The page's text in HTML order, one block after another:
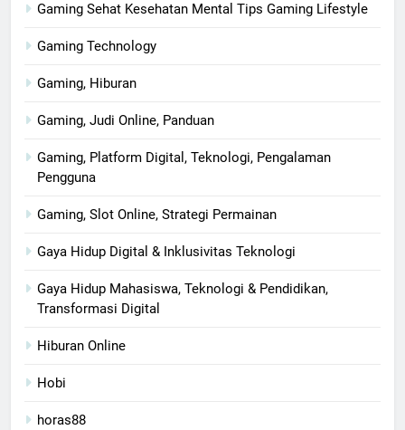
Gaming Sehat Kesehatan Mental Tips Gaming Lifestyle
Gaming Technology
Gaming, Hiburan
Gaming, Judi Online, Panduan
Gaming, Platform Digital, Teknologi, Pengalaman
Pengguna
Gaming, Slot Online, Strategi Permainan
Gaya Hidup Digital & Inklusivitas Teknologi
Gaya Hidup Mahasiswa, Teknologi & Pendidikan,
Transformasi Digital
Hiburan Online
Hobi
horas88